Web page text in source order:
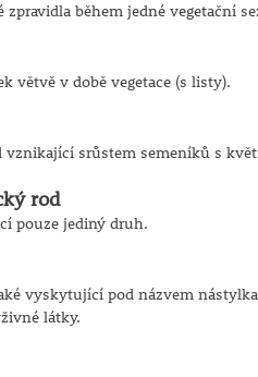
zpravidla během jedné vegetační
větvě v době vegetace (s listy).
vznikající srůstem semeníků s
rod
pouze jediný druh.
vyskytující pod názvem
látky.